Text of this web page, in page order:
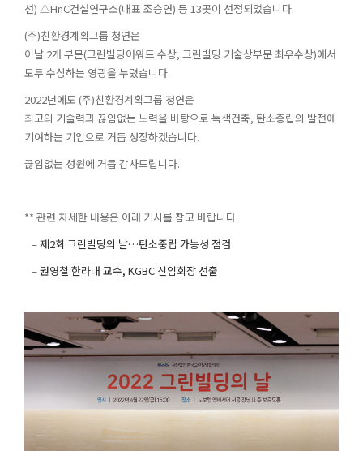
선) △HnC건설연구소(대표 조승연) 등 13곳이 선정되었습니다.
(주)친환경계획그룹 청연은
이날 2개 부문(그린빌딩어워드 수상, 그린빌딩 기술상부문 최우수상)에서
모두 수상하는 영광을 누렸습니다.
2022년에도 (주)친환경계획그룹 청연은
최고의 기술력과 끊임없는 노력을 바탕으로 녹색건축, 탄소중립의 발전에
기여하는 기업으로 거듭 성장하겠습니다.
끊임없는 성원에 거듭 감사드립니다.
** 관련 자세한 내용은 아래 기사를 참고 바랍니다.
–제2회 그린빌딩의 날…탄소중립 가능성 점검
–권영철 한라대 교수, KGBC 신임회장 선출